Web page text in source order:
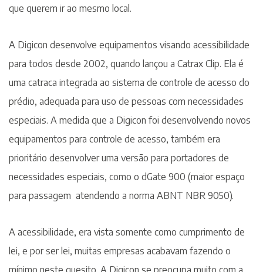
que querem ir ao mesmo local.
A Digicon desenvolve equipamentos visando acessibilidade
para todos desde 2002, quando lançou a Catrax Clip. Ela é
uma catraca integrada ao sistema de controle de acesso do
prédio, adequada para uso de pessoas com necessidades
especiais. A medida que a Digicon foi desenvolvendo novos
equipamentos para controle de acesso, também era
prioritário desenvolver uma versão para portadores de
necessidades especiais, como o dGate 900 (maior espaço
para passagem atendendo a norma ABNT NBR 9050).
A acessibilidade, era vista somente como cumprimento de
lei, e por ser lei, muitas empresas acabavam fazendo o
mínimo neste quesito. A Digicon se preocupa muito com a